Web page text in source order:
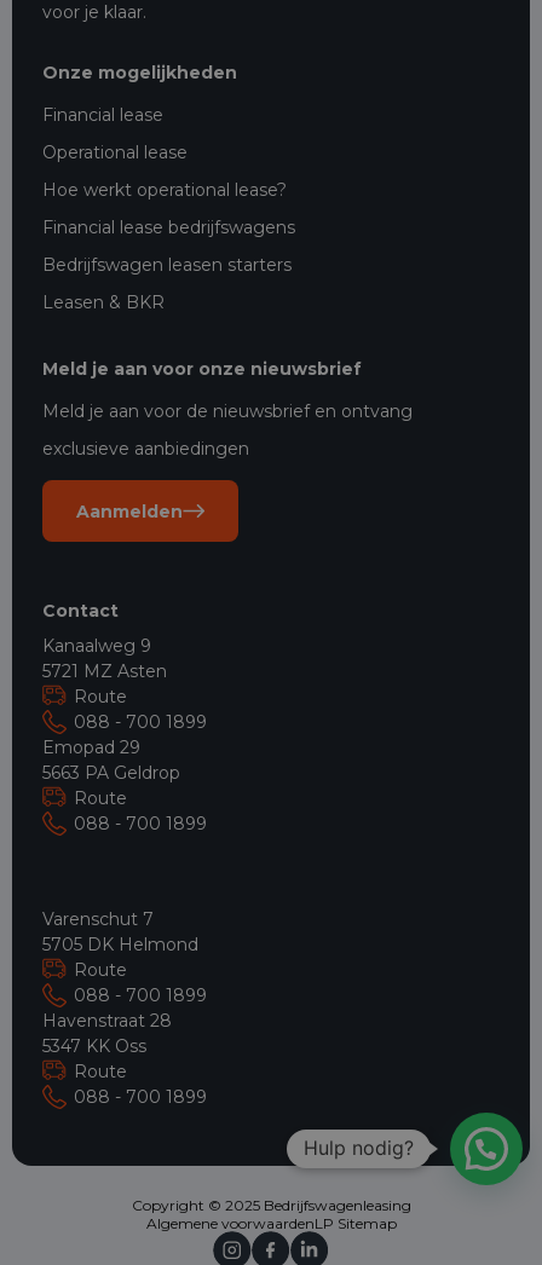
voor je klaar.
Onze mogelijkheden
Financial lease
Operational lease
Hoe werkt operational lease?
Financial lease bedrijfswagens
Bedrijfswagen leasen starters
Leasen & BKR
Meld je aan voor onze nieuwsbrief
Meld je aan voor de nieuwsbrief en ontvang
exclusieve aanbiedingen
Aanmelden
Contact
Kanaalweg 9
5721 MZ Asten
Route
088 - 700 1899
Emopad 29
5663 PA Geldrop
Route
088 - 700 1899
Varenschut 7
5705 DK Helmond
Route
088 - 700 1899
Havenstraat 28
5347 KK Oss
Route
088 - 700 1899
Copyright © 2025 Bedrijfswagenleasing
Algemene voorwaardenLP Sitemap
Hulp nodig?